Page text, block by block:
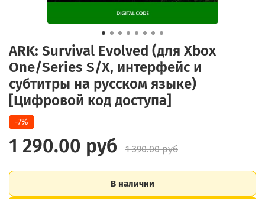
ARK: Survival Evolved (для Xbox
One/Series S/X, интерфейс и
субтитры на русском языке)
[Цифровой код доступа]
-7%
1 290.00 руб 1 390.00 руб
В наличии